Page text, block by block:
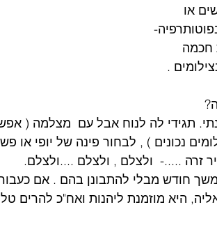
או
חכמה
.
תגידי לה לנוח אבל עם  מצלמה (
נכונים ) , לבחור פינה של יופי או
זרה .....-  ולצלם , ולצלם ....ולצלם.
חודש מבלי להתבונן בהם . אם
היא מוזמנת ליהנות ואח"כ להרים